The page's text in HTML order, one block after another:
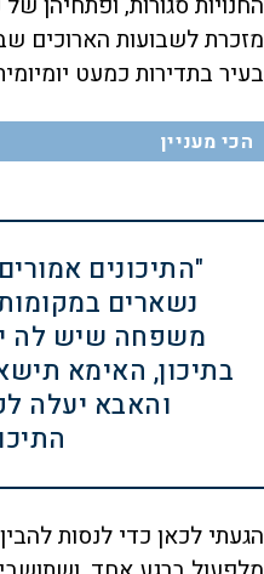
מזכרת לשבועות הארוכים
בעיר בתדירות כמעט
הכי מעניין
"התיכונים
נשארים
משפחה שיש לה
בתיכון, האימא
והאבא יעלה
הגעתי לכאן כדי לנסות